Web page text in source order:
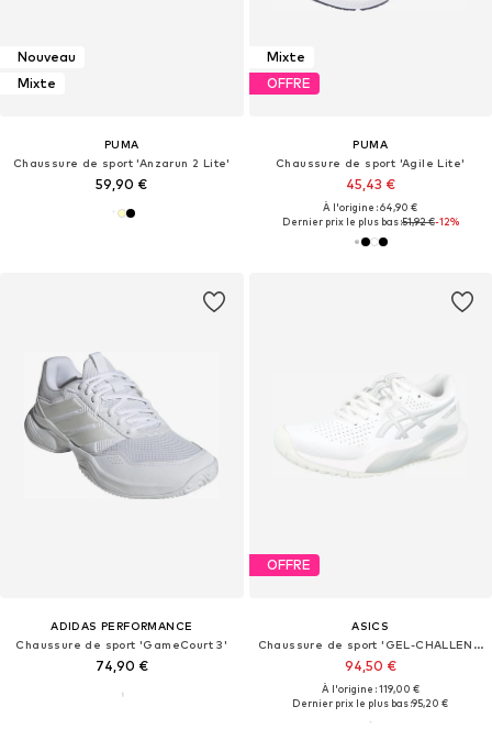
Nouveau
Mixte
PUMA
Chaussure de sport 'Anzarun 2 Lite'
59,90 €
Mixte
OFFRE
PUMA
Chaussure de sport 'Agile Lite'
45,43 €
À l'origine : 64,90 €
Dernier prix le plus bas :51,92 €-12%
ADIDAS PERFORMANCE
Chaussure de sport 'GameCourt 3'
74,90 €
OFFRE
ASICS
Chaussure de sport 'GEL-CHALLENGER 15'
94,50 €
À l'origine : 119,00 €
Dernier prix le plus bas :95,20 €